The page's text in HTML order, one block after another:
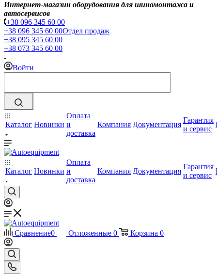
Интернет-магазин оборудования для шиномонтажа и
автосервисов
+38 096 345 60 00
+38 096 345 60 00Отдел продаж
+38 095 345 60 00
+38 073 345 60 00
Войти
Каталог Новинки
Оплата
и
доставка
Компания Документация
Гарантия
и сервис
Каталог Новинки
Оплата
и
доставка
Компания Документация
Гарантия
и сервис
Сравнение0 Отложенные 0 Корзина 0